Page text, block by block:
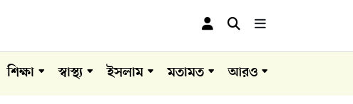
শিক্ষা স্বাস্থ্য ইসলাম মতামত আরও